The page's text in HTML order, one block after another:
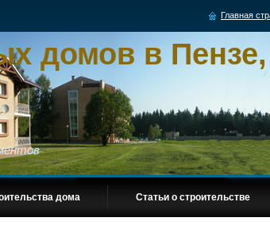
домов в
дома Статьи о строительстве
Главная